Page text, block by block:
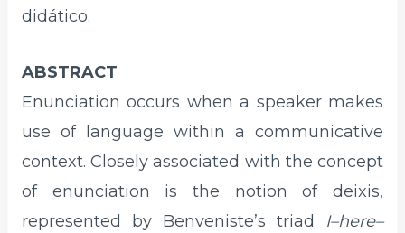
didático.
ABSTRACT
Enunciation occurs when a speaker makes
use of language within a communicative
context. Closely associated with the concept
of enunciation is the notion of deixis,
represented by Benveniste’s triad I–here–